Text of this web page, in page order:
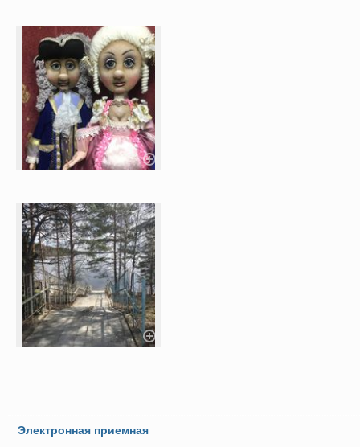
Электронная приемная